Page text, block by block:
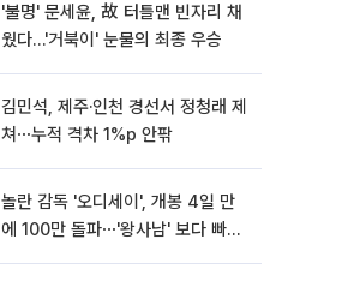
'불명' 문세윤, 故 터틀맨 빈자리 채
웠다…'거북이' 눈물의 최종 우승
김민석, 제주·인천 경선서 정청래 제
쳐⋯누적 격차 1%p 안팎
놀란 감독 '오디세이', 개봉 4일 만
에 100만 돌파⋯'왕사남' 보다 빠르